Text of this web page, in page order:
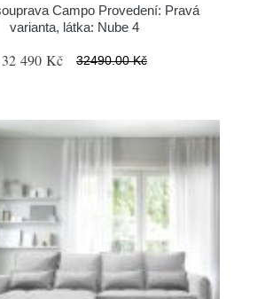
Campo Provedení: Pravá
varianta, látka: Nube 4
32 490 Kč 32490.00 Kč